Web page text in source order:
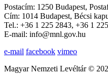
Postacím: 1250 Budapest,
Cím: 1014 Budapest, Bécsi
Tel.: +36 1 225 2843, +36 1
E-mail: info@mnl.gov.hu
e-mail facebook vimeo
Magyar Nemzeti Levéltár ©